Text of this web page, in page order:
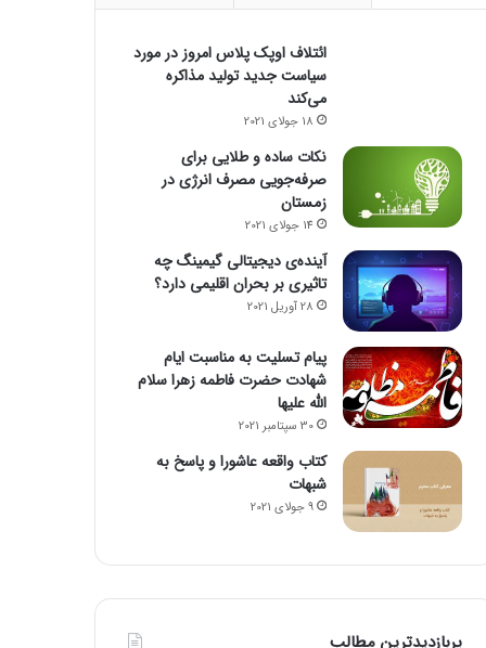
ائتلاف اوپک پلاس امروز در مورد
سیاست جدید تولید مذاکره
می‌کند
18 جولای 2021
نکات ساده و طلایی برای
صرفه‌جویی مصرف انرژی در
زمستان
14 جولای 2021
آینده‌ی دیجیتالی گیمینگ چه
تاثیری بر بحران اقلیمی دارد؟
28 آوریل 2021
پیام تسلیت به مناسبت ایام
شهادت حضرت فاطمه زهرا سلام
الله علیها
30 سپتامبر 2021
کتاب واقعه عاشورا و پاسخ به
شبهات
9 جولای 2021
پربازدیدترین مطالب